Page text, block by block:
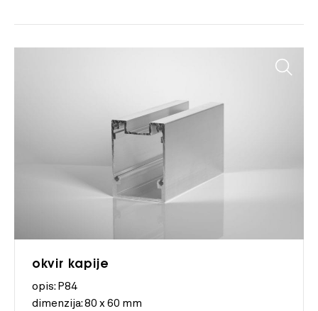
okvir kapije
opis: P84
dimenzija: 80 x 60 mm